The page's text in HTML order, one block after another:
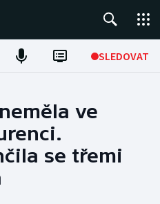
SLEDOVAT
ve
se třemi